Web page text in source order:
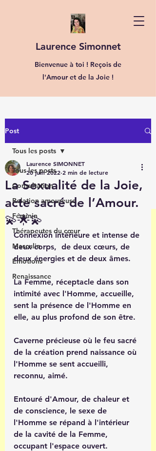
Laurence Simonnet
Bienvenue à toi ! Reçois de
l'Amour et de la Joie !
Post
Tous les posts
Consultation
Relation amoureuse
Féminin
Thérapeutes du cœur
Masculin
Émotions
Renaissance
Tous les posts
La Sexualité de la Joie,
acte sacré de l’Amour.
💫🌟💫
Laurence SIMONNET
20 juin 2022 2 min de lecture
Connexion intérieure et intense de
deux corps,  de deux cœurs, de
deux énergies et de deux âmes.
La Femme, réceptacle dans son
intimité avec l'Homme, accueille,
sent la présence de l'Homme en
elle, au plus profond de son être.
Caverne précieuse où le feu sacré
de la création prend naissance où
l'Homme se sent accueilli,
reconnu, aimé.
Entouré d'Amour, de chaleur et
de conscience, le sexe de
l'Homme se répand à l'intérieur
de la cavité de la Femme,
occupant l'espace ouvert.